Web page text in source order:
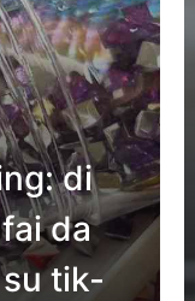
di
da
tik-